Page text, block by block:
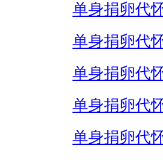
单身捐卵代
单身捐卵代
单身捐卵代
单身捐卵代
单身捐卵代